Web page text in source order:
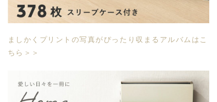
ましかくプリントの写真がぴったり収まるアルバムはこ
ちら＞＞